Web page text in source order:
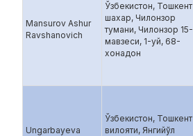
Mansurov Ashur
Ravshanovich
Ўзбекистон, Тошкент
шахар, Чилонзор
тумани, Чилонзор 15-
мавзеси, 1-уй, 68-
хонадон
Ungarbayeva
Ўзбекистон, Тошкент
вилояти, Янгийўл